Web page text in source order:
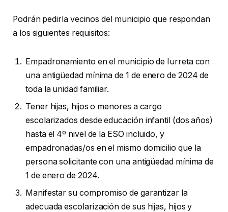
Podrán pedirla vecinos del municipio que respondan
a los siguientes requisitos:
Empadronamiento en el municipio de Iurreta con
una antigüedad mínima de 1 de enero de 2024 de
toda la unidad familiar.
Tener hijas, hijos o menores a cargo
escolarizados desde educación infantil (dos años)
hasta el 4º nivel de la ESO incluido, y
empadronadas/os en el mismo domicilio que la
persona solicitante con una antigüedad mínima de
1 de enero de 2024.
Manifestar su compromiso de garantizar la
adecuada escolarización de sus hijas, hijos y